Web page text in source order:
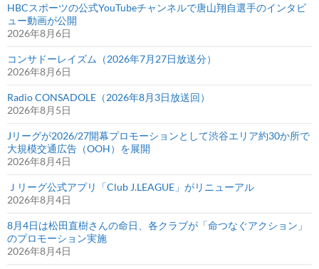
HBCスポーツの公式YouTubeチャンネルで唐山翔自選手のインタビ
ュー動画が公開
2026年8月6日
コンサドーレイズム（2026年7月27日放送分）
2026年8月6日
Radio CONSADOLE（2026年8月3日放送回）
2026年8月5日
Jリーグが2026/27開幕プロモーションとして渋谷エリア約30か所で
大規模交通広告（OOH）を展開
2026年8月4日
Ｊリーグ公式アプリ「Club J.LEAGUE」がリニューアル
2026年8月4日
8月4日は松田直樹さんの命日、各クラブが「命つなぐアクション」
のプロモーション実施
2026年8月4日